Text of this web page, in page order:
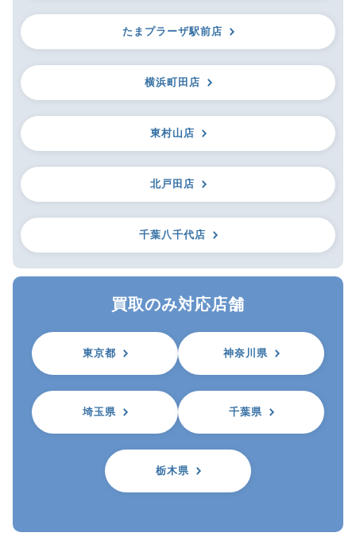
たまプラーザ駅前店
横浜町田店
東村山店
北戸田店
千葉八千代店
買取のみ対応店舗
東京都 神奈川県
埼玉県 千葉県
栃木県